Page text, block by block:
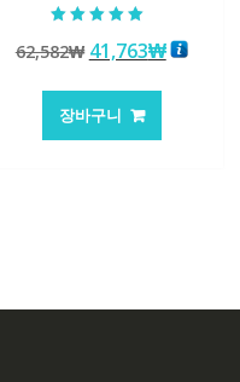
5.00
로 평가됨
62,582₩ 원
가
격:
41,763₩현
장바구니